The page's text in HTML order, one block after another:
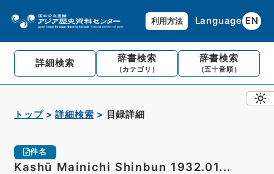
利用方法 Language EN
詳細検索 辞書検索
（カテゴリ）
辞書検索
（五十音順）
トップ 詳細検索 目録詳細
件名
Kashū Mainichi Shinbun 1932.01...